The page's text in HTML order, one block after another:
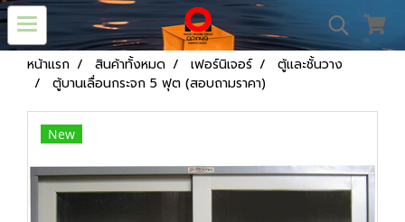
หน้าแรก สินค้าทั้งหมด เฟอร์นิเจอร์
ตู้และชั้นวาง
ตู้บานเลื่อนกระจก 5 ฟุต (สอบถามราคา)
New